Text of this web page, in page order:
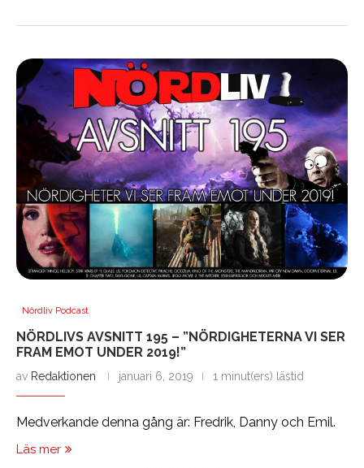
Nördliv Podcast
NÖRDLIVS AVSNITT 195 – ”NÖRDIGHETERNA VI SER
FRAM EMOT UNDER 2019!”
av Redaktionen januari 6, 2019 1 minut(ers) lästid
Medverkande denna gång är: Fredrik, Danny och Emil.
Läs mer